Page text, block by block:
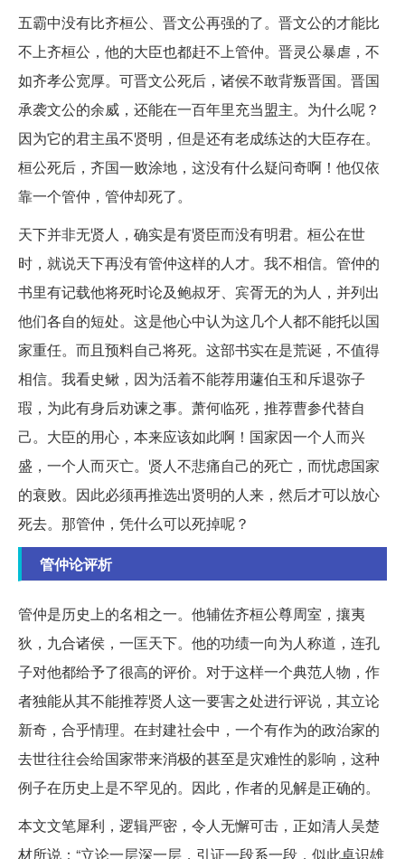
五霸中没有比齐桓公、晋文公再强的了。晋文公的才能比
不上齐桓公，他的大臣也都赶不上管仲。晋灵公暴虐，不
如齐孝公宽厚。可晋文公死后，诸侯不敢背叛晋国。晋国
承袭文公的余威，还能在一百年里充当盟主。为什么呢？
因为它的君主虽不贤明，但是还有老成练达的大臣存在。
桓公死后，齐国一败涂地，这没有什么疑问奇啊！他仅依
靠一个管仲，管仲却死了。
天下并非无贤人，确实是有贤臣而没有明君。桓公在世
时，就说天下再没有管仲这样的人才。我不相信。管仲的
书里有记载他将死时论及鲍叔牙、宾胥无的为人，并列出
他们各自的短处。这是他心中认为这几个人都不能托以国
家重任。而且预料自己将死。这部书实在是荒诞，不值得
相信。我看史鳅，因为活着不能荐用蘧伯玉和斥退弥子
瑕，为此有身后劝谏之事。萧何临死，推荐曹参代替自
己。大臣的用心，本来应该如此啊！国家因一个人而兴
盛，一个人而灭亡。贤人不悲痛自己的死亡，而忧虑国家
的衰败。因此必须再推选出贤明的人来，然后才可以放心
死去。那管仲，凭什么可以死掉呢？
管仲论评析
管仲是历史上的名相之一。他辅佐齐桓公尊周室，攘夷
狄，九合诸侯，一匡天下。他的功绩一向为人称道，连孔
子对他都给予了很高的评价。对于这样一个典范人物，作
者独能从其不能推荐贤人这一要害之处进行评说，其立论
新奇，合乎情理。在封建社会中，一个有作为的政治家的
去世往往会给国家带来消极的甚至是灾难性的影响，这种
例子在历史上是不罕见的。因此，作者的见解是正确的。
本文文笔犀利，逻辑严密，令人无懈可击，正如清人吴楚
材所说：“立论一层深一层，引证一段系一段，似此卓识雄